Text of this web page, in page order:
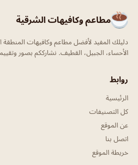
مطاعم وكافيهات الشرقية
دليلك المفيد لأفضل مطاعم وكافيهات المنطقة
الأحساء، الجبيل، القطيف. نشارككم بصور
روابط
الرئيسية
كل التصنيفات
عن الموقع
اتصل بنا
خريطة الموقع